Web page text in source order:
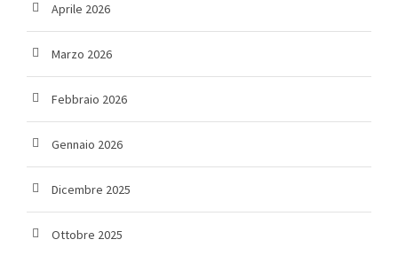
Aprile 2026
Marzo 2026
Febbraio 2026
Gennaio 2026
Dicembre 2025
Ottobre 2025